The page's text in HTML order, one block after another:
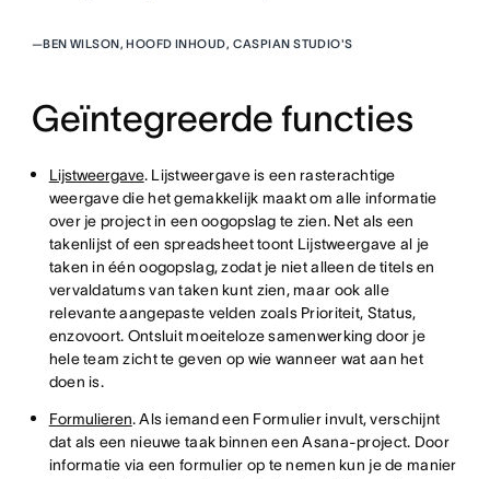
—BEN WILSON, HOOFD INHOUD, CASPIAN STUDIO'S
Geïntegreerde functies
Lijstweergave. Lijstweergave is een rasterachtige
weergave die het gemakkelijk maakt om alle informatie
over je project in een oogopslag te zien. Net als een
takenlijst of een spreadsheet toont Lijstweergave al je
taken in één oogopslag, zodat je niet alleen de titels en
vervaldatums van taken kunt zien, maar ook alle
relevante aangepaste velden zoals Prioriteit, Status,
enzovoort. Ontsluit moeiteloze samenwerking door je
hele team zicht te geven op wie wanneer wat aan het
doen is.
Formulieren. Als iemand een Formulier invult, verschijnt
dat als een nieuwe taak binnen een Asana-project. Door
informatie via een formulier op te nemen kun je de manier